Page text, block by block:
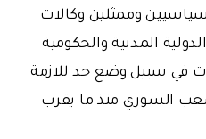
وممثلين وكالات
المدنية والحكومية
في سبيل وضع حد للازمة
السوري منذ ما يقرب